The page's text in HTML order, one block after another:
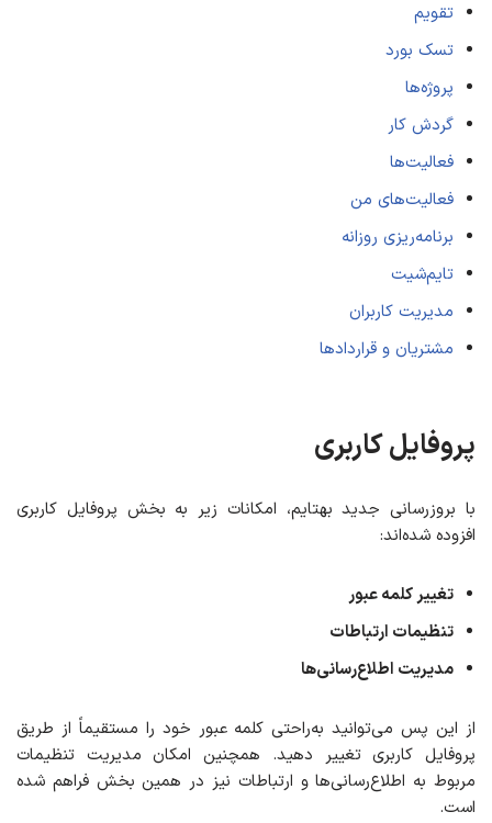
تقویم
تسک بورد
پروژه‌ها
گردش کار
فعالیت‌ها
فعاليت‌های من
برنامه‌ریزی روزانه
تایم‌شیت
مدیریت کاربران
مشتریان و قراردادها
پروفایل کاربری
با بروزرسانی جدید بهتایم، امکانات زیر به بخش پروفایل کاربری
افزوده شده‌اند:
تغییر کلمه عبور
تنظیمات ارتباطات
مدیریت اطلاع‌رسانی‌ها
از این پس می‌توانید به‌راحتی کلمه عبور خود را مستقیماً از طریق
پروفایل کاربری تغییر دهید. همچنین امکان مدیریت تنظیمات
مربوط به اطلاع‌رسانی‌ها و ارتباطات نیز در همین بخش فراهم شده
است.